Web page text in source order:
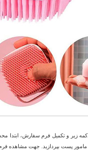
زیر و تکمیل فرم سفارش، ابتدا
مامور پست بپردازید. جهت مشاهده